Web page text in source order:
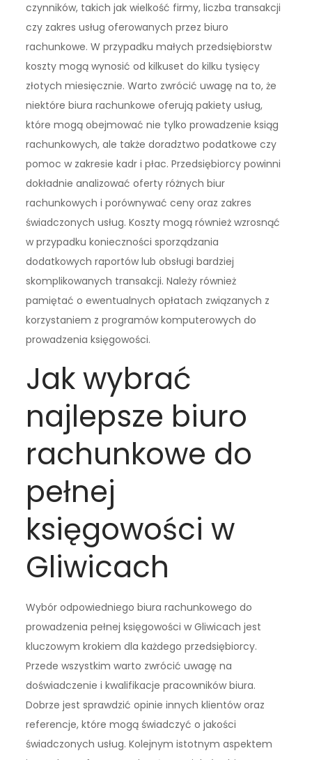
czynników, takich jak wielkość firmy, liczba transakcji
czy zakres usług oferowanych przez biuro
rachunkowe. W przypadku małych przedsiębiorstw
koszty mogą wynosić od kilkuset do kilku tysięcy
złotych miesięcznie. Warto zwrócić uwagę na to, że
niektóre biura rachunkowe oferują pakiety usług,
które mogą obejmować nie tylko prowadzenie ksiąg
rachunkowych, ale także doradztwo podatkowe czy
pomoc w zakresie kadr i płac. Przedsiębiorcy powinni
dokładnie analizować oferty różnych biur
rachunkowych i porównywać ceny oraz zakres
świadczonych usług. Koszty mogą również wzrosnąć
w przypadku konieczności sporządzania
dodatkowych raportów lub obsługi bardziej
skomplikowanych transakcji. Należy również
pamiętać o ewentualnych opłatach związanych z
korzystaniem z programów komputerowych do
prowadzenia księgowości.
Jak wybrać
najlepsze biuro
rachunkowe do
pełnej
księgowości w
Gliwicach
Wybór odpowiedniego biura rachunkowego do
prowadzenia pełnej księgowości w Gliwicach jest
kluczowym krokiem dla każdego przedsiębiorcy.
Przede wszystkim warto zwrócić uwagę na
doświadczenie i kwalifikacje pracowników biura.
Dobrze jest sprawdzić opinie innych klientów oraz
referencje, które mogą świadczyć o jakości
świadczonych usług. Kolejnym istotnym aspektem